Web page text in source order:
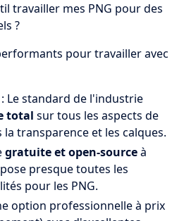
travailler mes PNG pour des
?
pour travailler avec
: Le standard de l'industrie
total sur tous les aspects de
la transparence et les calques.
gratuite et open-sourceà
presque toutes les
pour les PNG.
option professionnelle à prix